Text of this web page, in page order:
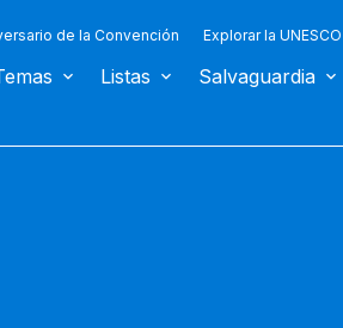
de la Convención Explorar la UNESCO
Listas Salvaguardia